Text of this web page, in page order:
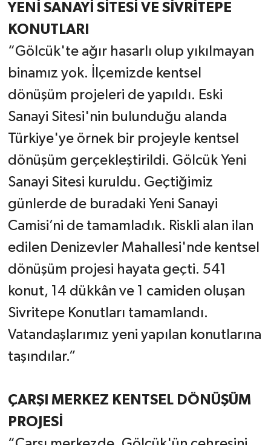
YENİ SANAYİ SİTESİ VE SİVRİTEPE
KONUTLARI
“Gölcük'te ağır hasarlı olup yıkılmayan
binamız yok. İlçemizde kentsel
dönüşüm projeleri de yapıldı. Eski
Sanayi Sitesi'nin bulunduğu alanda
Türkiye'ye örnek bir projeyle kentsel
dönüşüm gerçekleştirildi. Gölcük Yeni
Sanayi Sitesi kuruldu. Geçtiğimiz
günlerde de buradaki Yeni Sanayi
Camisi’ni de tamamladık. Riskli alan ilan
edilen Denizevler Mahallesi'nde kentsel
dönüşüm projesi hayata geçti. 541
konut, 14 dükkân ve 1 camiden oluşan
Sivritepe Konutları tamamlandı.
Vatandaşlarımız yeni yapılan konutlarına
taşındılar.”
ÇARŞI MERKEZ KENTSEL DÖNÜŞÜM
PROJESİ